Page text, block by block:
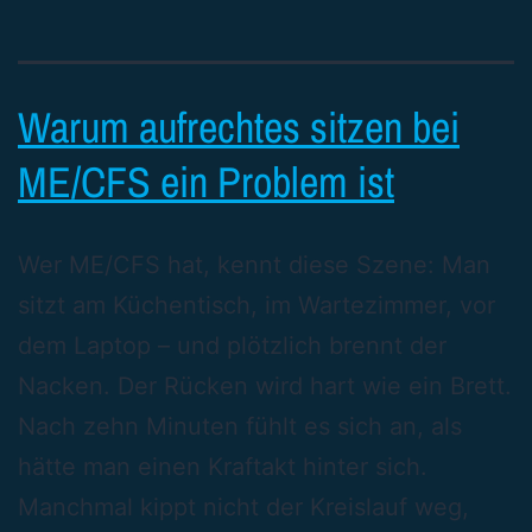
Warum aufrechtes sitzen bei
ME/CFS ein Problem ist
Wer ME/CFS hat, kennt diese Szene: Man
sitzt am Küchentisch, im Wartezimmer, vor
dem Laptop – und plötzlich brennt der
Nacken. Der Rücken wird hart wie ein Brett.
Nach zehn Minuten fühlt es sich an, als
hätte man einen Kraftakt hinter sich.
Manchmal kippt nicht der Kreislauf weg,